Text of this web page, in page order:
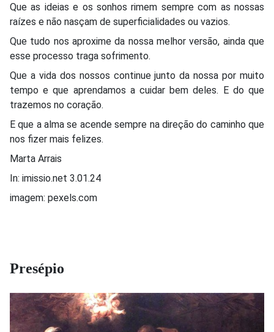
Que as ideias e os sonhos rimem sempre com as nossas
raízes e não nasçam de superficialidades ou vazios.
Que tudo nos aproxime da nossa melhor versão, ainda que
esse processo traga sofrimento.
Que a vida dos nossos continue junto da nossa por muito
tempo e que aprendamos a cuidar bem deles. E do que
trazemos no coração.
E que a alma se acende sempre na direção do caminho que
nos fizer mais felizes.
Marta Arrais
In: imissio.net 3.01.24
imagem: pexels.com
Presépio